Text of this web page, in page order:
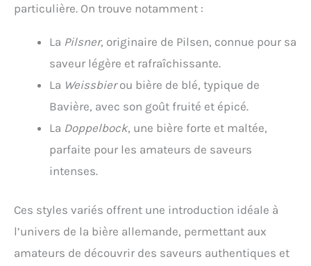
particulière. On trouve notamment :
La Pilsner, originaire de Pilsen, connue pour sa
saveur légère et rafraîchissante.
La Weissbierou bière de blé, typique de
Bavière, avec son goût fruité et épicé.
La Doppelbock, une bière forte et maltée,
parfaite pour les amateurs de saveurs
intenses.
Ces styles variés offrent une introduction idéale à
l’univers de la bière allemande, permettant aux
amateurs de découvrir des saveurs authentiques et